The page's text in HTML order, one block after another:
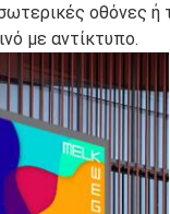
οθόνες
με αντίκτυπο.